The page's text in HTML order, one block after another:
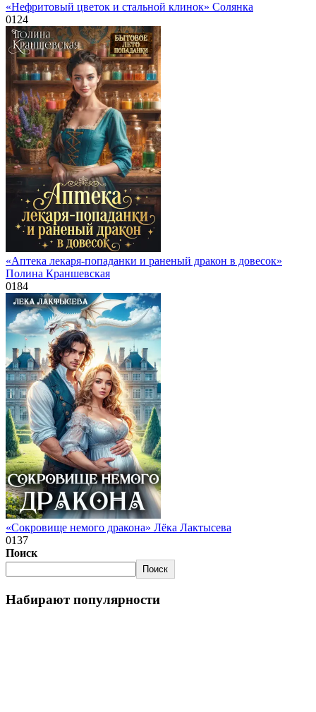
«Нефритовый цветок и стальной клинок» Солянка
0124
«Аптека лекаря-попаданки и раненый дракон в довесок»
Полина Краншевская
0184
«Сокровище немого дракона» Лёка Лактысева
0137
Поиск
Поиск
Набирают популярности